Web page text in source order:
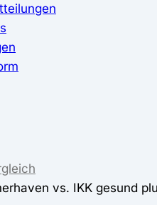
vs. IKK gesund